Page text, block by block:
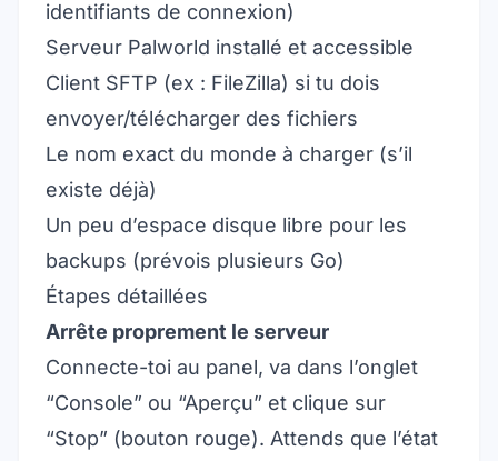
identifiants de connexion)
Serveur Palworld installé et accessible
Client SFTP (ex : FileZilla) si tu dois
envoyer/télécharger des fichiers
Le nom exact du monde à charger (s’il
existe déjà)
Un peu d’espace disque libre pour les
backups (prévois plusieurs Go)
Étapes détaillées
Arrête proprement le serveur
Connecte-toi au panel, va dans l’onglet
“Console” ou “Aperçu” et clique sur
“Stop” (bouton rouge). Attends que l’état